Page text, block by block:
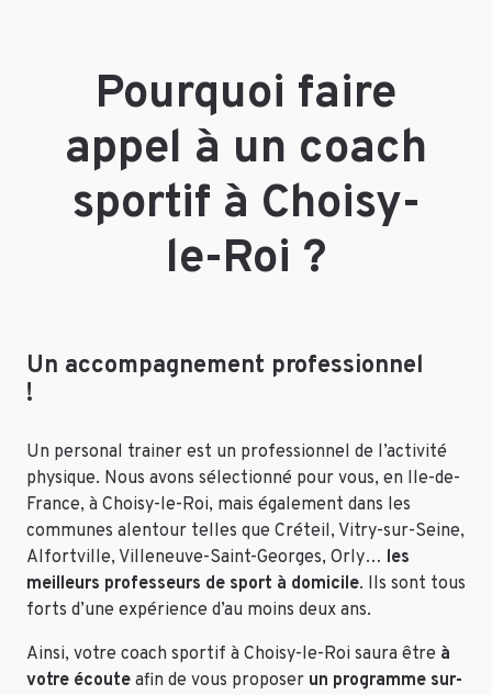
Pourquoi faire
appel à un coach
sportif à Choisy-
le-Roi ?
Un accompagnement professionnel
!
Un personal trainer est un professionnel de l’activité
physique. Nous avons sélectionné pour vous, en Ile-de-
France, à Choisy-le-Roi, mais également dans les
communes alentour telles que Créteil, Vitry-sur-Seine,
Alfortville, Villeneuve-Saint-Georges, Orly… les
meilleurs professeurs de sport à domicile. Ils sont tous
forts d’une expérience d’au moins deux ans.
Ainsi, votre coach sportif à Choisy-le-Roi saura être à
votre écoute afin de vous proposer un programme sur-